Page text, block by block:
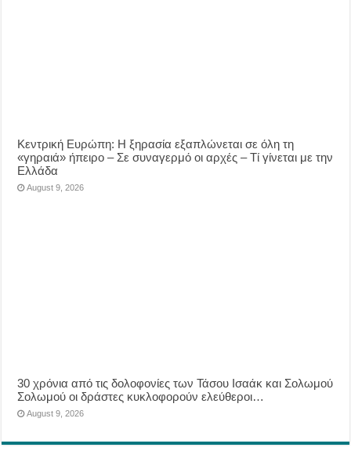
Κεντρική Ευρώπη: Η ξηρασία εξαπλώνεται σε όλη τη
«γηραιά» ήπειρο – Σε συναγερμό οι αρχές – Τί γίνεται με την
Ελλάδα
August 9, 2026
30 χρόνια από τις δολοφονίες των Τάσου Ισαάκ και Σολωμού
Σολωμού οι δράστες κυκλοφορούν ελεύθεροι…
August 9, 2026